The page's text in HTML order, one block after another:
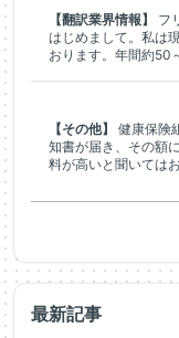
最新記事
【翻訳業界情報】
フ
はじめまして。私は
おります。年間約50
【その他】
健康保険
知書が届き、その額
料が高いと聞いては